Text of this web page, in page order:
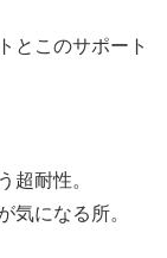
とこのサポート
超耐性。
気になる所。